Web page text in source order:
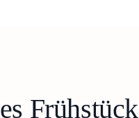
Frühstück